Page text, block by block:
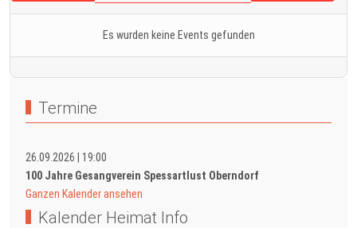
Es wurden keine Events gefunden
Termine
26.09.2026
19:00
100 Jahre Gesangverein Spessartlust Oberndorf
Ganzen Kalender ansehen
Kalender Heimat Info